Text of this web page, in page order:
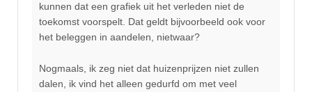
kunnen dat een grafiek uit het verleden niet de
toekomst voorspelt. Dat geldt bijvoorbeeld ook voor
het beleggen in aandelen, nietwaar?
Nogmaals, ik zeg niet dat huizenprijzen niet zullen
dalen, ik vind het alleen gedurfd om met veel